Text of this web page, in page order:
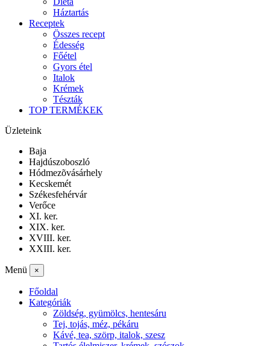
Háztartás
Receptek
Összes recept
Édesség
Főétel
Gyors étel
Italok
Krémek
Tészták
TOP TERMÉKEK
Üzleteink
Baja
Hajdúszoboszló
Hódmezõvásárhely
Kecskemét
Székesfehérvár
Verőce
XI. ker.
XIX. ker.
XVIII. ker.
XXIII. ker.
Menü ×
Főoldal
Kategóriák
Zöldség, gyümölcs, hentesáru
Tej, tojás, méz, pékáru
Kávé, tea, szörp, italok, szesz